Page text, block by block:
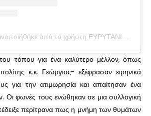
από το χρήστη ΕΥΡΥΤΑΝΙΚΑ ΝΕΑ (@evrytanika)
τόπου για ένα καλύτερο μέλλον, όπως
κ.κ. Γεώργιος- εξέφρασαν ειρηνικά
για την ατιμωρησία και απαίτησαν ένα
Οι φωνές τους ενώθηκαν σε μια συλλογική
περίτρανα πως η μνήμη των θυμάτων